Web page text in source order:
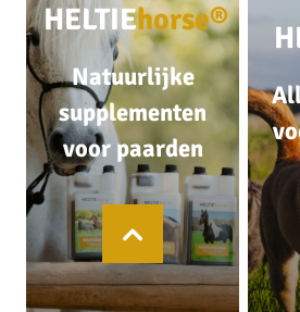
HELTIEhorse®
Natuurlijke
supplementen
voor paarden